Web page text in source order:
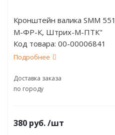
Кронштейн валика SMM
М-ФР-К, Штрих-М-ПТК"
Код товара: 00-00006841
Подробнее
Доставка заказа
по городу
380 руб./шт